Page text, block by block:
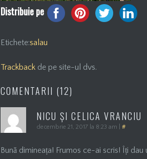
Distribuie pe
Etichete:salau
Trackbackde pe site-ul dvs.
COMENTARII (12)
NICU ȘI CELICA VRANCIU
decembrie 21, 2017 la 8:23 am #
Bună dimineața! Frumos ce-ai scris! Îți